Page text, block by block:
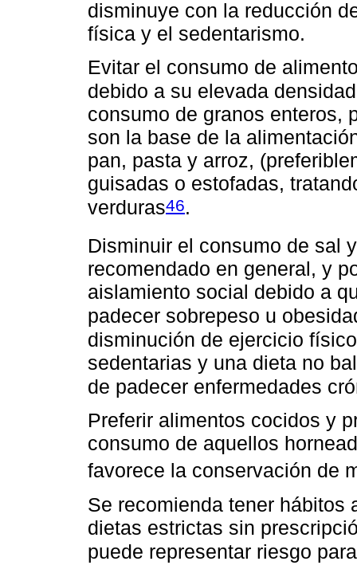
disminuye con la reducción
física y el sedentarismo.
Evitar el consumo de
debido a su elevada
consumo de granos enteros,
son la base de la
pan, pasta y arroz,
guisadas o estofadas,
verduras46.
Disminuir el consumo de sal
recomendado en general, y
aislamiento social debido a
padecer sobrepeso u
disminución de ejercicio
sedentarias y una dieta no
de padecer enfermedades
Preferir alimentos cocidos y
consumo de aquellos
favorece la conservación de
Se recomienda tener hábitos
dietas estrictas sin
puede representar riesgo